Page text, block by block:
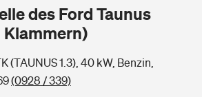
gefährdet ist Ihr Haus?
Versicherer finden
Geld bekomme ich im Alter?
des Ford Taunus
Klammern)
(TAUNUS 1.3), 40 kW, Benzin,
(0928 / 339)